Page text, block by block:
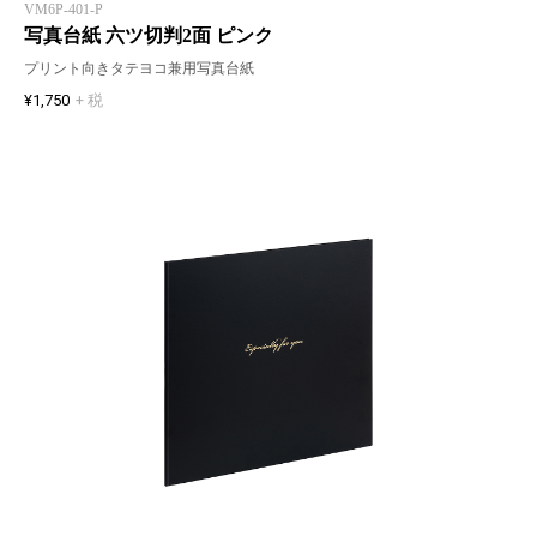
VM6P-401-P
写真台紙 六ツ切判2面 ピンク
プリント向きタテヨコ兼用写真台紙
¥1,750 + 税